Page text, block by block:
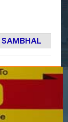
SAMBHAL